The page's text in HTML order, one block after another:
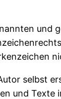
und
selbst
und